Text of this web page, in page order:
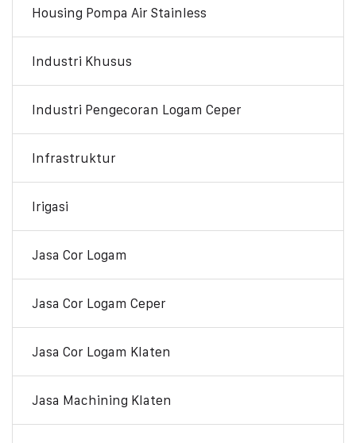
Housing Pompa Air Stainless
Industri Khusus
Industri Pengecoran Logam Ceper
Infrastruktur
Irigasi
Jasa Cor Logam
Jasa Cor Logam Ceper
Jasa Cor Logam Klaten
Jasa Machining Klaten